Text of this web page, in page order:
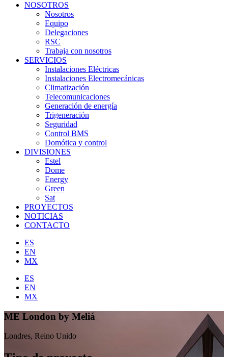
NOSOTROS
Nosotros
Equipo
Delegaciones
RSC
Trabaja con nosotros
SERVICIOS
Instalaciones Eléctricas
Instalaciones Electromecánicas
Climatización
Telecomunicaciones
Generación de energía
Trigeneración
Seguridad
Control BMS
Domótica y control
DIVISIONES
Estel
Dome
Energy
Green
Sat
PROYECTOS
NOTICIAS
CONTACTO
ES
EN
MX
ES
EN
MX
ME London by Meliá
Londres, Reino Unido